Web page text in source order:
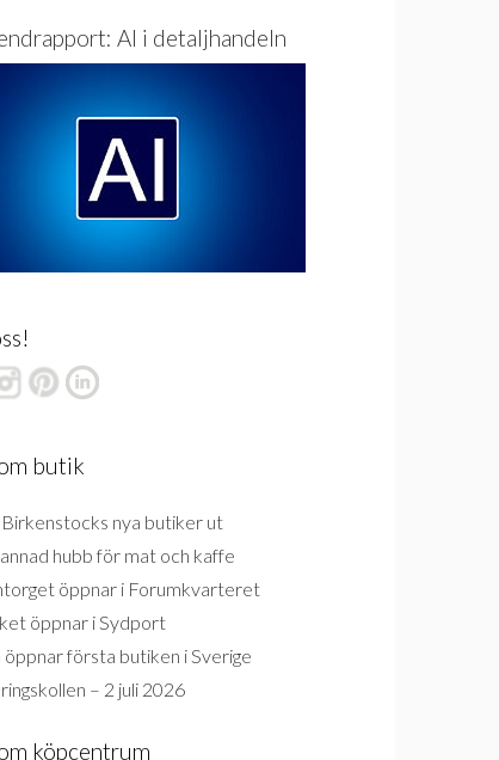
AI i detaljhandeln
butik
Birkenstocks nya butiker ut
hubb för mat och kaffe
öppnar i Forumkvarteret
öppnar i Sydport
öppnar första butiken i Sverige
– 2 juli 2026
köpcentrum